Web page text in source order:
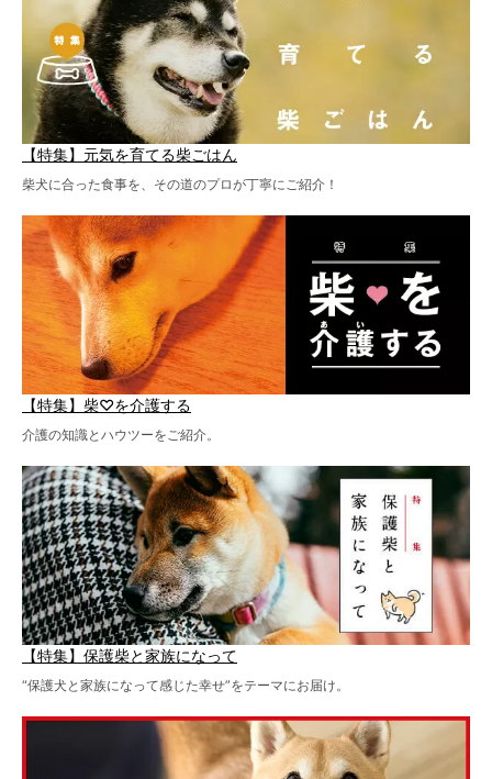
【特集】元気を育てる柴ごはん
柴犬に合った食事を、その道のプロが丁寧にご紹介！
【特集】柴♡を介護する
介護の知識とハウツーをご紹介。
【特集】保護柴と家族になって
“保護犬と家族になって感じた幸せ”をテーマにお届け。